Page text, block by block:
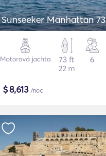
Sunseeker Manhattan 73
Motorová jachta
73 ft
22 m
6
$8,613 /noc